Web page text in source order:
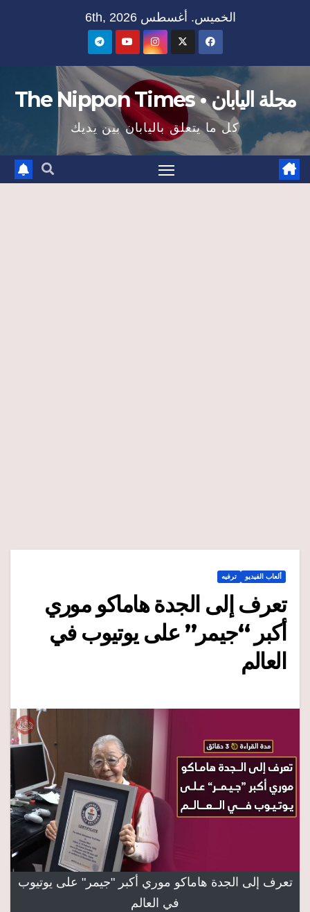
الخميس. أغسطس 6th, 2026
مجلة اليابان • The Nippon Times
كل ما يتعلق باليابان بين يديك
ألعاب الفيديو ترفيه
تعرف إلى الجدة هاماكو موري
أكبر “جيمر” على يوتيوب في
العالم
تعرف إلى الجدة هاماكو موري أكبر "جيمر" على يوتيوب
في العالم